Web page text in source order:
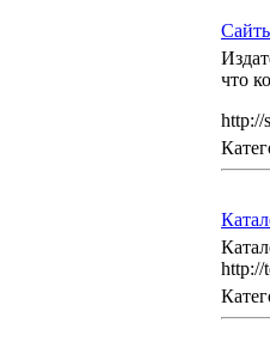
что
http://
http://